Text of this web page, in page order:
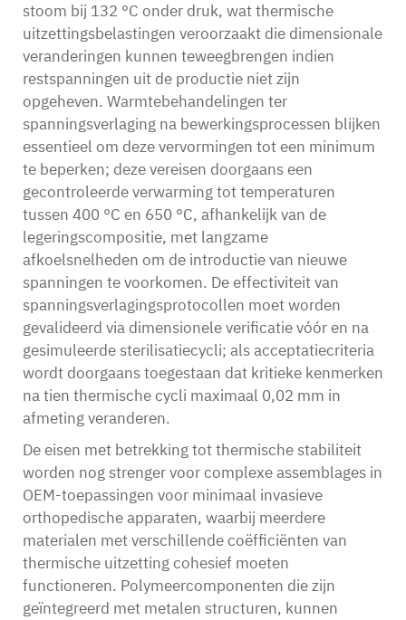
stoom bij 132 °C onder druk, wat thermische
uitzettingsbelastingen veroorzaakt die dimensionale
veranderingen kunnen teweegbrengen indien
restspanningen uit de productie niet zijn
opgeheven. Warmtebehandelingen ter
spanningsverlaging na bewerkingsprocessen blijken
essentieel om deze vervormingen tot een minimum
te beperken; deze vereisen doorgaans een
gecontroleerde verwarming tot temperaturen
tussen 400 °C en 650 °C, afhankelijk van de
legeringscompositie, met langzame
afkoelsnelheden om de introductie van nieuwe
spanningen te voorkomen. De effectiviteit van
spanningsverlagingsprotocollen moet worden
gevalideerd via dimensionele verificatie vóór en na
gesimuleerde sterilisatiecycli; als acceptatiecriteria
wordt doorgaans toegestaan dat kritieke kenmerken
na tien thermische cycli maximaal 0,02 mm in
afmeting veranderen.
De eisen met betrekking tot thermische stabiliteit
worden nog strenger voor complexe assemblages in
OEM-toepassingen voor minimaal invasieve
orthopedische apparaten, waarbij meerdere
materialen met verschillende coëfficiënten van
thermische uitzetting cohesief moeten
functioneren. Polymeercomponenten die zijn
geïntegreerd met metalen structuren, kunnen